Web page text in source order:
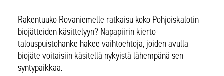
Rakentuuko Rovaniemelle ratkaisu koko Pohjoiskalotin
biojätteiden käsittelyyn? Napapiirin kierto­
talouspuistohanke hakee vaihtoehtoja, joiden avulla
biojäte voitaisiin käsitellä nykyistä lähempänä sen
syntypaikkaa.